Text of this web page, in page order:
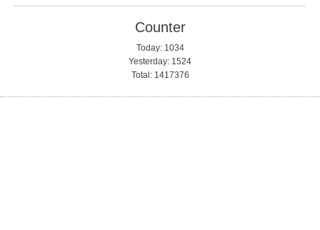
Counter
Today: 1034
Yesterday: 1524
Total: 1417376